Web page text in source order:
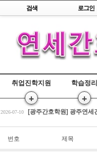
검색 로그인
취업진학지원
+
학습정리
+
2026-07-17 [광주간호학원] 간호조무
2026-07-10 [광주간호학원] 광주연세
2026-07-17 [광주간호학원] 간호조무
2026-07-10 [광주간호학원] 광주연세
번호 제목